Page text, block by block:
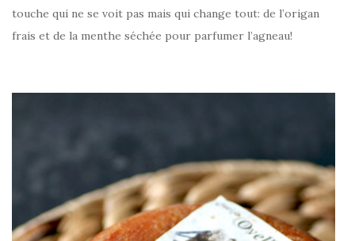
touche qui ne se voit pas mais qui change tout: de l’origan
frais et de la menthe séchée pour parfumer l’agneau!